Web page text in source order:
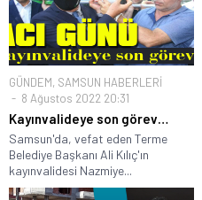
GÜNDEM, SAMSUN HABERLERİ
8 Ağustos 2022 20:31
Kayınvalideye son görev…
Samsun'da, vefat eden Terme
Belediye Başkanı Ali Kılıç'ın
kayınvalidesi Nazmiye...